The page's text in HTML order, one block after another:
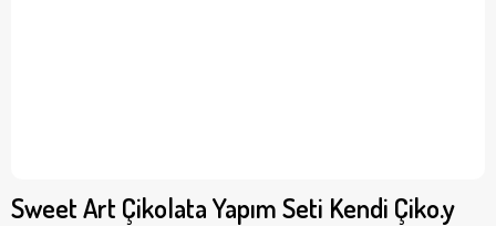
Sweet Art Çikolata Yapım Seti Kendi Çiko.y